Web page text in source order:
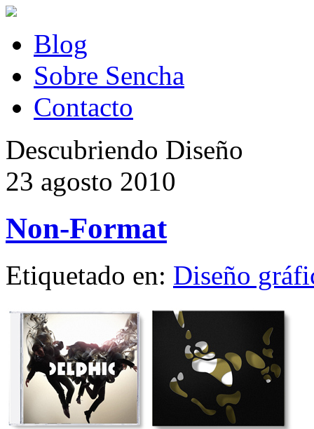
Blog
Sobre Sencha
Contacto
Descubriendo Diseño
23 agosto 2010
Non-Format
Etiquetado en: Diseño